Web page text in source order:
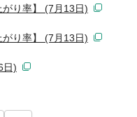
り率】 (7月13日)
り率】 (7月13日)
日)